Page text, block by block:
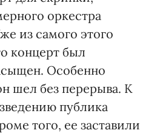
оркестра
из самого этого
концерт был
Особенно
шел без перерыва. К
публика
того, ее заставили